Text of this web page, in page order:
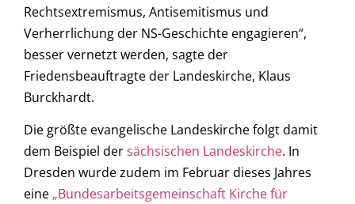
Rechtsextremismus, Antisemitismus und
Verherrlichung der NS-Geschichte engagieren“,
besser vernetzt werden, sagte der
Friedensbeauftragte der Landeskirche, Klaus
Burckhardt.
Die größte evangelische Landeskirche folgt damit
dem Beispiel dersächsischen Landeskirche. In
Dresden wurde zudem im Februar dieses Jahres
eine „Bundesarbeitsgemeinschaft Kirche für